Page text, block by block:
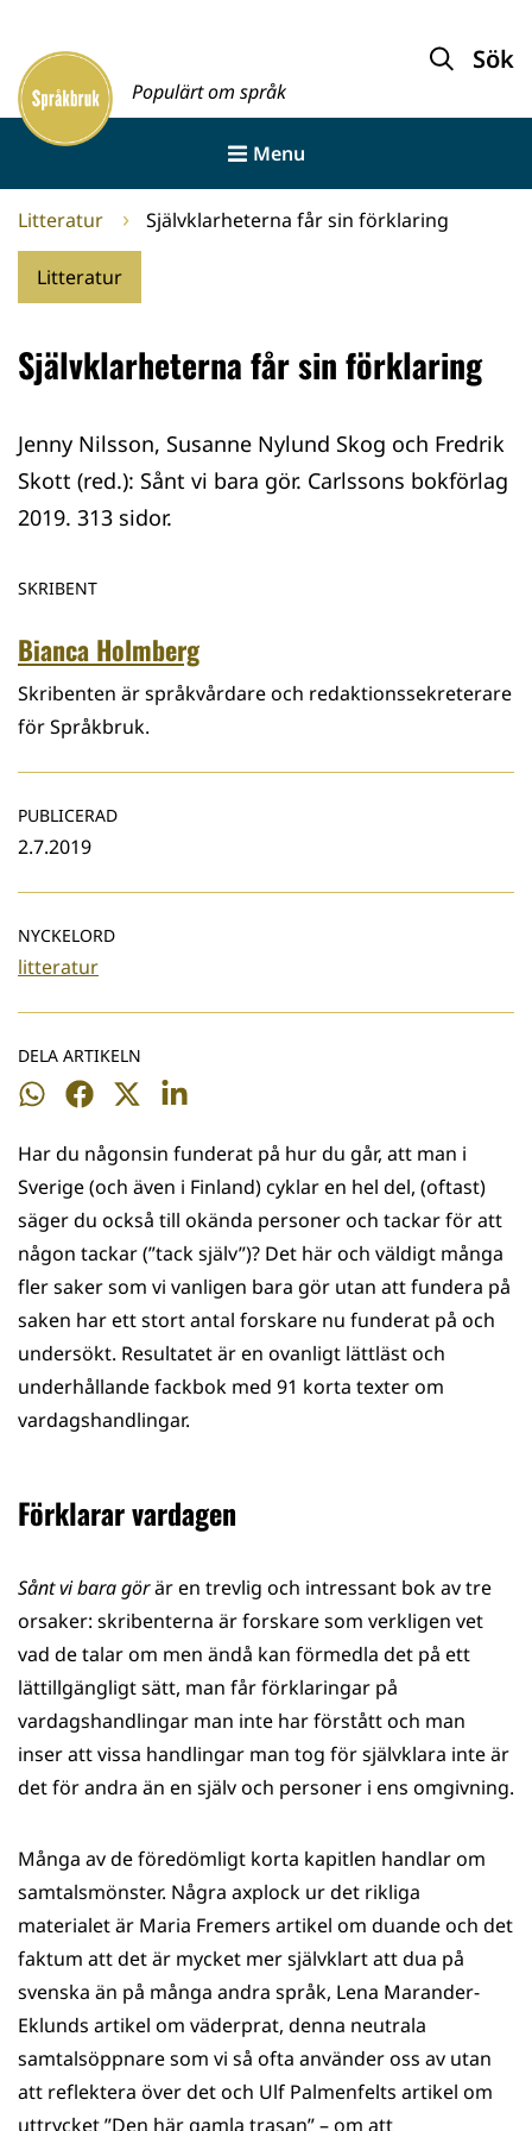
innehållet
Framsida
Populärt om språk
Sök
Menu
Litteratur Självklarheterna får sin förklaring
Litteratur
Självklarheterna får sin förklaring
Jenny Nilsson, Susanne Nylund Skog och Fredrik
Skott (red.): Sånt vi bara gör. Carlssons bokförlag
2019. 313 sidor.
SKRIBENT
Bianca Holmberg
Skribenten är språkvårdare och redaktionssekreterare
för Språkbruk.
PUBLICERAD
2.7.2019
NYCKELORD
litteratur
DELA ARTIKELN
Dela
WhatsApp
Dela
Facebook
Dela
Twitter
Dela
LinkedIn
Har du någonsin funderat på hur du går, att man i
Sverige (och även i Finland) cyklar en hel del, (oftast)
säger du också till okända personer och tackar för att
någon tackar (”tack själv”)? Det här och väldigt många
fler saker som vi vanligen bara gör utan att fundera på
saken har ett stort antal forskare nu funderat på och
undersökt. Resultatet är en ovanligt lättläst och
underhållande fackbok med 91 korta texter om
vardagshandlingar.
Förklarar vardagen
Sånt vi bara görär en trevlig och intressant bok av tre
orsaker: skribenterna är forskare som verkligen vet
vad de talar om men ändå kan förmedla det på ett
lättillgängligt sätt, man får förklaringar på
vardagshandlingar man inte har förstått och man
inser att vissa handlingar man tog för självklara inte är
det för andra än en själv och personer i ens omgivning.
Många av de föredömligt korta kapitlen handlar om
samtalsmönster. Några axplock ur det rikliga
materialet är Maria Fremers artikel om duande och det
faktum att det är mycket mer självklart att dua på
svenska än på många andra språk, Lena Marander-
Eklunds artikel om väderprat, denna neutrala
samtalsöppnare som vi så ofta använder oss av utan
att reflektera över det och Ulf Palmenfelts artikel om
uttrycket ”Den här gamla trasan” – om att